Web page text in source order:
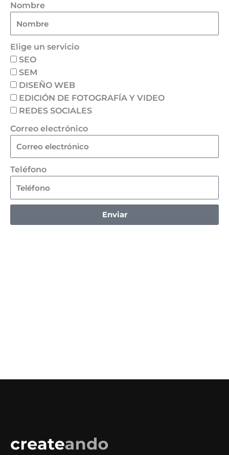
Nombre
Elige un servicio
SEO
SEM
DISEÑO WEB
EDICIÓN DE FOTOGRAFÍA Y VIDEO
REDES SOCIALES
Correo electrónico
Teléfono
Enviar